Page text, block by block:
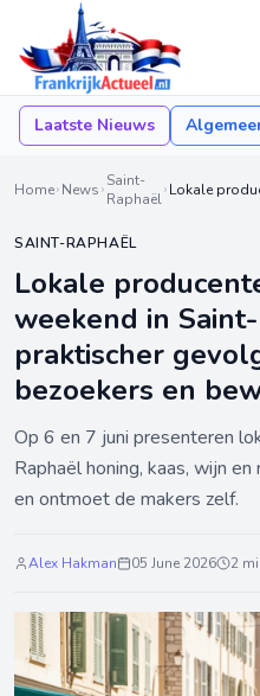
Laatste Nieuws
Home News Saint-
Raphaël
SAINT-RAPHAËL
Lokale
weekend in
praktischer
bezoekers en
Op 6 en 7 juni presenteren
Raphaël honing, kaas, wijn
en ontmoet de makers zelf.
Alex Hakman 05 June 2026 2